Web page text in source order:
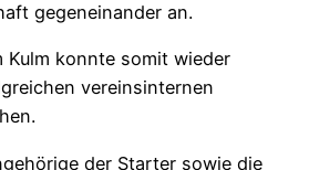
gegeneinander an.
Kulm konnte somit wieder
vereinsinternen
der Starter sowie die